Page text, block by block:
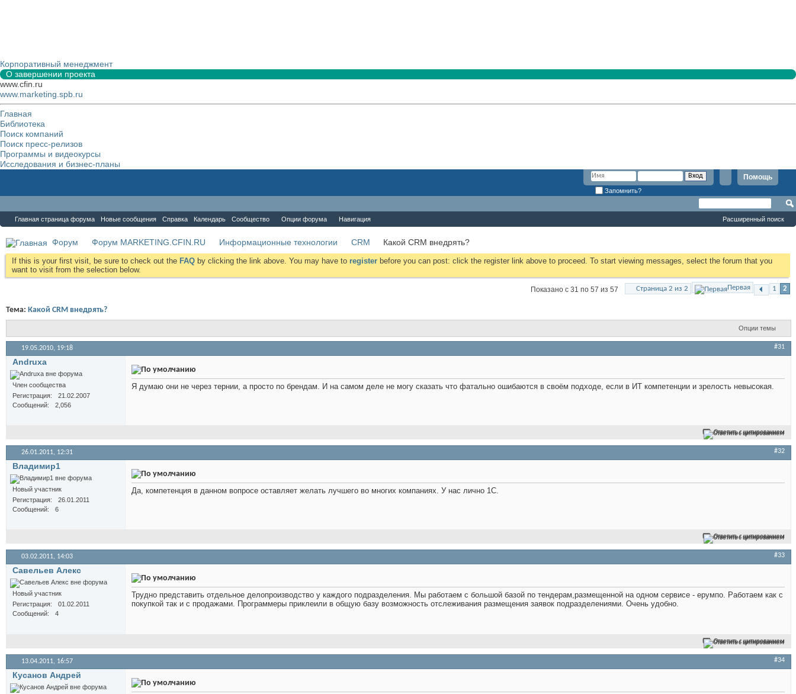
Корпоративный менеджмент
О завершении проекта
www.cfin.ru
www.marketing.spb.ru
Главная
Библиотека
Поиск компаний
Поиск пресс-релизов
Программы и видеокурсы
Исследования и бизнес-планы
Помощь
Запомнить?
Главная страница форума Новые сообщения Справка Календарь Сообщество Опции форума Навигация Расширенный поиск
Форум Форум MARKETING.CFIN.RU Информационные технологии CRM Какой CRM внедрять?
If this is your first visit, be sure to check out the FAQ by clicking the link above. You may have to register before you can post: click the register link above to proceed. To start viewing messages, select the forum that you
want to visit from the selection below.
Страница 2 из 2 Первая 1 2
Показано с 31 по 57 из 57
Тема: Какой CRM внедрять?
Опции темы
19.05.2010, 19:18 #31
Andruxa
Член сообщества
Регистрация
21.02.2007
Сообщений
2,056
Я думаю они не через тернии, а просто по брендам. И на самом деле не могу сказать что фатально ошибаются в своём подходе, если в ИТ компетенции и зрелость невысокая.
Ответить с цитированием
26.01.2011, 12:31 #32
Владимир1
Новый участник
Регистрация
26.01.2011
Сообщений
6
Да, компетенция в данном вопросе оставляет желать лучшего во многих компаниях. У нас лично 1С.
Ответить с цитированием
03.02.2011, 14:03 #33
Савельев Алекс
Новый участник
Регистрация
01.02.2011
Сообщений
4
Трудно представить отдельное делопроизводство у каждого подразделения. Мы работаем с большой базой по тендерам,размещенной на одном сервисе - ерумпо. Работаем как с
покупкой так и с продажами. Программеры приклеили в общую базу возможность отслеживания размещения заявок подразделениями. Очень удобно.
Ответить с цитированием
13.04.2011, 16:57 #34
Кусанов Андрей